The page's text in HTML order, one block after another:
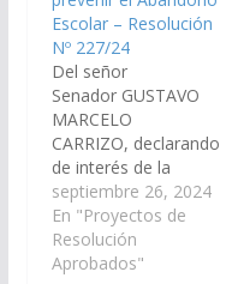
Escolar – Resolución
Nº 227/24
Del señor
Senador GUSTAVO
MARCELO
CARRIZO, declarando
de interés de la
Cámara de Senadores
la Resolución Nº
109/24, dictada el 11
de Setiembre de 2.024,
septiembre 26, 2024
En "Proyectos de
Resolución
Aprobados"